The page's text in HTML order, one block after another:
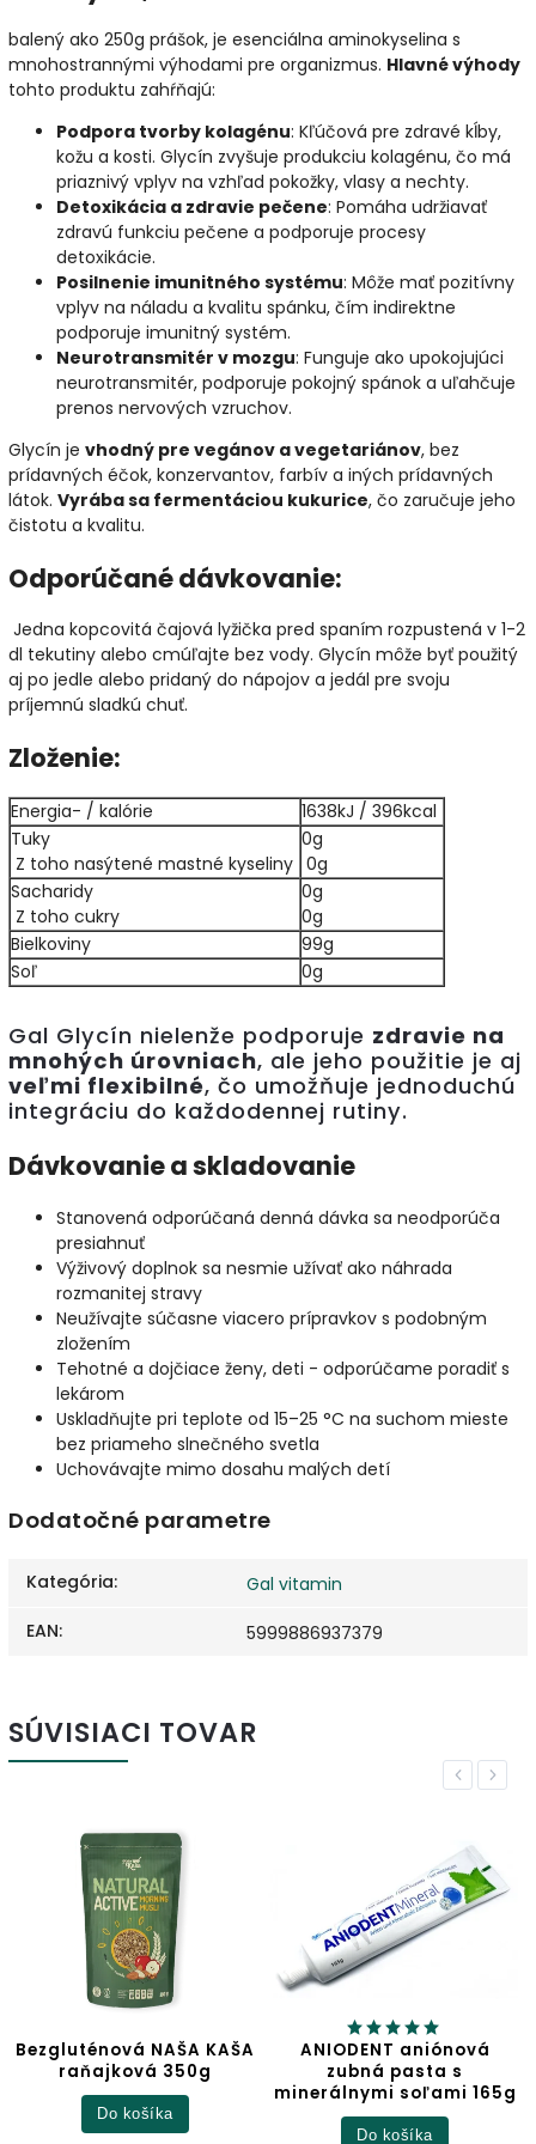
balený ako 250g prášok, je esenciálna aminokyselina s
mnohostrannými výhodami pre organizmus. Hlavné výhody
tohto produktu zahŕňajú:
Podpora tvorby kolagénu: Kľúčová pre zdravé kĺby,
kožu a kosti. Glycín zvyšuje produkciu kolagénu, čo má
priaznivý vplyv na vzhľad pokožky, vlasy a nechty.
Detoxikácia a zdravie pečene: Pomáha udržiavať
zdravú funkciu pečene a podporuje procesy
detoxikácie.
Posilnenie imunitného systému: Môže mať pozitívny
vplyv na náladu a kvalitu spánku, čím indirektne
podporuje imunitný systém.
Neurotransmitér v mozgu: Funguje ako upokojujúci
neurotransmitér, podporuje pokojný spánok a uľahčuje
prenos nervových vzruchov.
Glycín je vhodný pre vegánov a vegetariánov, bez
prídavných éčok, konzervantov, farbív a iných prídavných
látok. Vyrába sa fermentáciou kukurice, čo zaručuje jeho
čistotu a kvalitu.
Odporúčané dávkovanie:
Jedna kopcovitá čajová lyžička pred spaním rozpustená v 1-2
dl tekutiny alebo cmúľajte bez vody. Glycín môže byť použitý
aj po jedle alebo pridaný do nápojov a jedál pre svoju
príjemnú sladkú chuť.
Zloženie:
Energia- / kalórie
1638kJ / 396kcal
Tuky
Z toho nasýtené mastné kyseliny
0g
0g
Sacharidy
Z toho cukry
0g
0g
Bielkoviny
99g
Soľ
0g
Gal Glycín nielenže podporuje zdravie na
mnohých úrovniach, ale jeho použitie je aj
veľmi flexibilné, čo umožňuje jednoduchú
integráciu do každodennej rutiny.
Dávkovanie a skladovanie
Stanovená odporúčaná denná dávka sa neodporúča
presiahnuť
Výživový doplnok sa nesmie užívať ako náhrada
rozmanitej stravy
Neužívajte súčasne viacero prípravkov s podobným
zložením
Tehotné a dojčiace ženy, deti - odporúčame poradiť s
lekárom
Uskladňujte pri teplote od 15–25 °C na suchom mieste
bez priameho slnečného svetla
Uchovávajte mimo dosahu malých detí
Dodatočné parametre
Kategória:
Gal vitamin
EAN: 5999886937379
SÚVISIACI TOVAR
Previous
KAŠA
ANIODENT aniónová
zubná pasta s
minerálnymi soľami 165g
Jablčný
Detail
Next